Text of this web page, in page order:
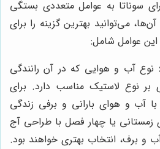
سوناتا به عوامل متعددی بستگی
می‌توانید بهترین گزینه را برای
عوامل شامل:
نوع آب و هوایی که در آن رانندگی
بر نوع لاستیک مناسب دارد. برای
با آب و هوای بارانی و برفی زندگی
زمستانی یا چهار فصل با طراحی آج
و برف، انتخاب بهتری خواهند بود.